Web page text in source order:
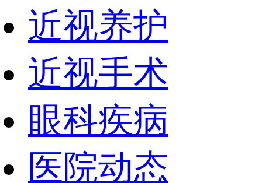
近视养护
近视手术
眼科疾病
医院动态